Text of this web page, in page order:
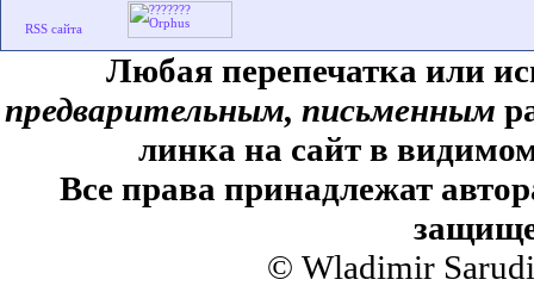
Любая перепечатка или
предварительным, письменным
линка на сайт в
Все права принадлежат
© Wladimir